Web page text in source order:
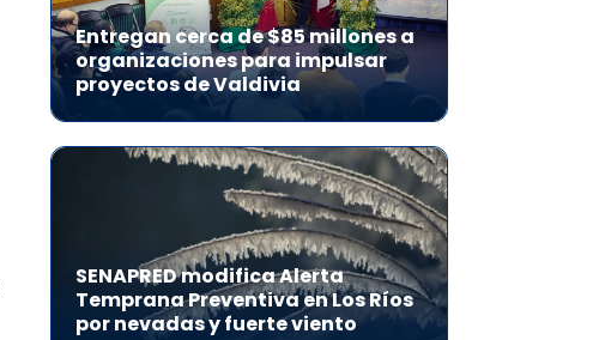
Entregan cerca de $85 millones a
organizaciones para impulsar
proyectos de Valdivia
SENAPRED modifica Alerta
Temprana Preventiva en Los Ríos
por nevadas y fuerte viento